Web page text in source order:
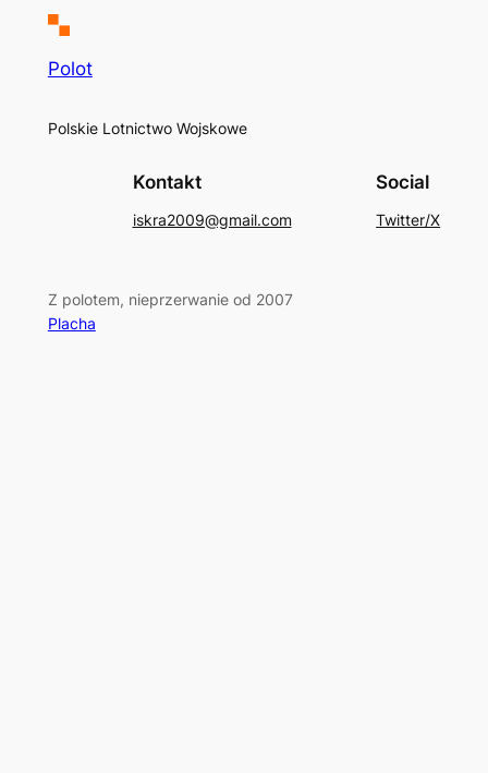
Polot
Polskie Lotnictwo Wojskowe
Kontakt
iskra2009@gmail.com
Social
Twitter/X
Z polotem, nieprzerwanie od 2007
Placha